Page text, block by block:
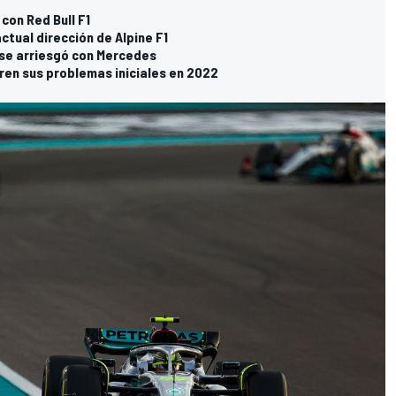
Red Bull F1
dirección de Alpine F1
arriesgó con Mercedes
sus problemas iniciales en 2022